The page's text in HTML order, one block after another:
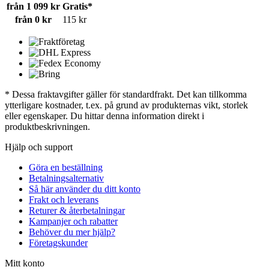
från 1 099 kr Gratis*
från 0 kr
115 kr
* Dessa fraktavgifter gäller för standardfrakt. Det kan tillkomma
ytterligare kostnader, t.ex. på grund av produkternas vikt, storlek
eller egenskaper. Du hittar denna information direkt i
produktbeskrivningen.
Hjälp och support
Göra en beställning
Betalningsalternativ
Så här använder du ditt konto
Frakt och leverans
Returer & återbetalningar
Kampanjer och rabatter
Behöver du mer hjälp?
Företagskunder
Mitt konto